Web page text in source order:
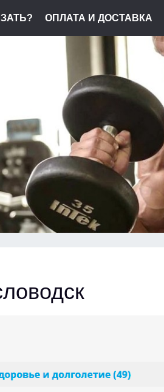
ОПЛАТА И ДОСТАВКА